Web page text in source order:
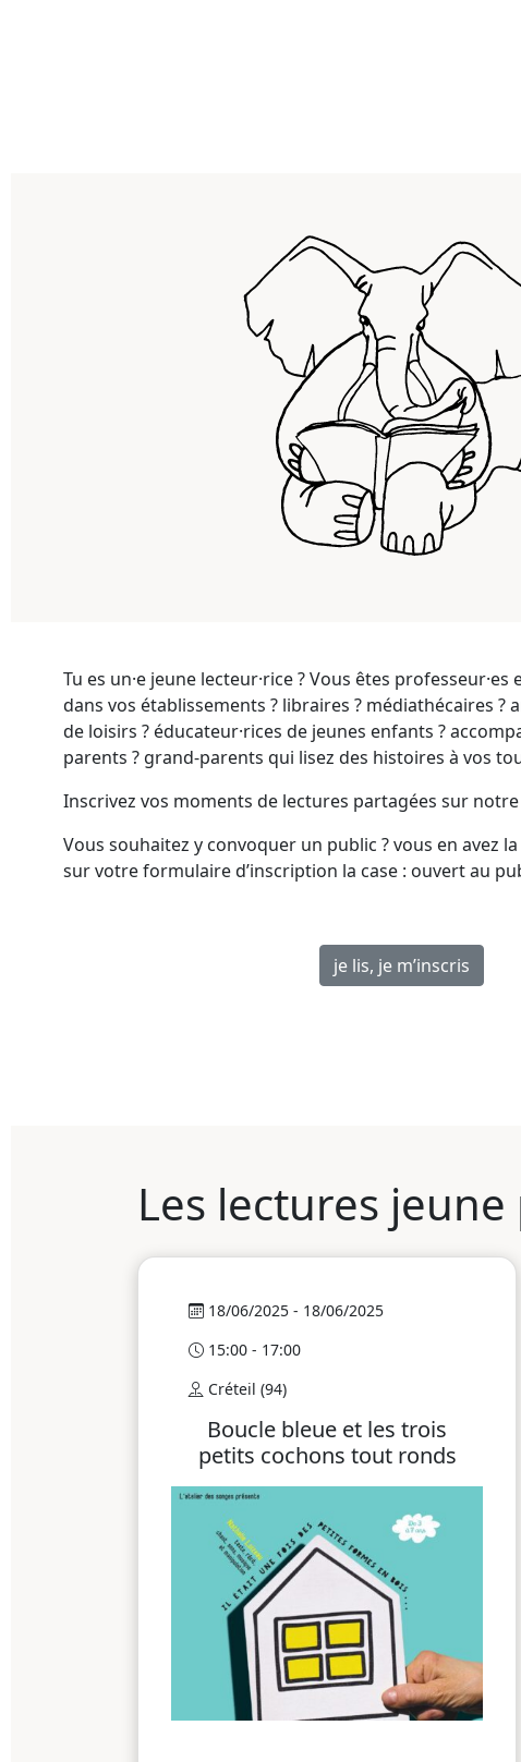
Tu es un·e jeune lecteur·rice ? Vous êtes
dans vos établissements ? libraires ? médiathécaires ?
de loisirs ? éducateur·rices de jeunes enfants ?
parents ? grand-parents qui lisez des histoires à vos
Inscrivez vos moments de lectures partagées sur notre
Vous souhaitez y convoquer un public ? vous en avez
sur votre formulaire d’inscription la case : ouvert au
je lis, je m’inscris
Les lectures
18/06/2025 - 18/06/2025
15:00 - 17:00
Créteil (94)
Boucle bleue et les trois
petits cochons tout ronds